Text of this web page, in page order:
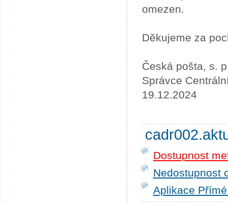
omezen.
Děkujeme za
Česká pošta, s.
Správce
19.12.2024
Dostupnost
Nedostupnost
Aplikace